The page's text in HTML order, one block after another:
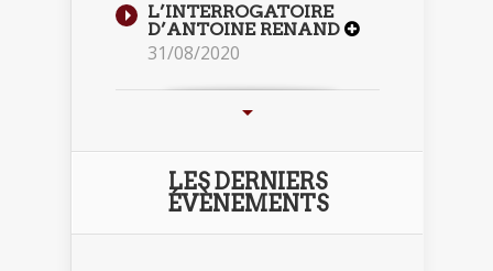
L’INTERROGATOIRE
D’ANTOINE RENAND
31/08/2020
LES DERNIERS
ÉVÈNEMENTS